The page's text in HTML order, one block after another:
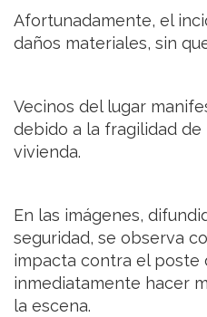
Afortunadamente, el
daños materiales, sin
Vecinos del lugar
debido a la fragilidad
vivienda.
En las imágenes,
seguridad, se observa
impacta contra el poste
inmediatamente hacer
la escena.